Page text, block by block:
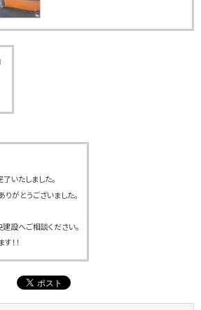
いたしました。
がとうございました。
設へご相談ください。
！！